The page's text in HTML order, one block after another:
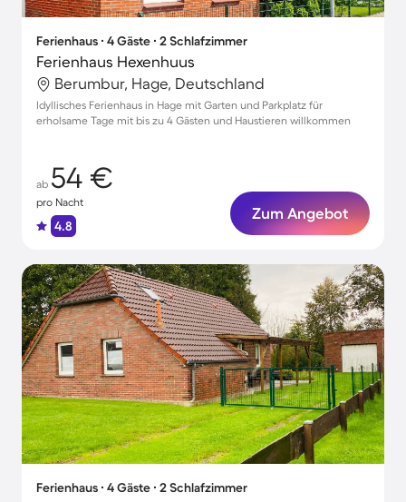
Ferienhaus ∙ 4 Gäste ∙ 2 Schlafzimmer
Ferienhaus Hexenhuus
Berumbur, Hage, Deutschland
Idyllisches Ferienhaus in Hage mit Garten und Parkplatz für
erholsame Tage mit bis zu 4 Gästen und Haustieren willkommen
ab 54 €
pro Nacht
4.8
Zum Angebot
Ferienhaus ∙ 4 Gäste ∙ 2 Schlafzimmer